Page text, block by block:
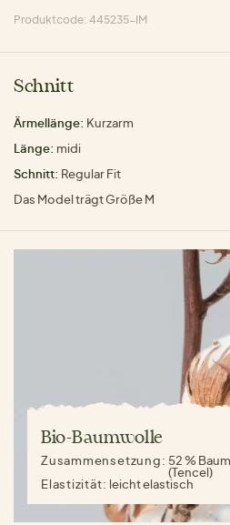
Produktcode: 445235-IM
Schnitt
Ärmellänge: Kurzarm
Länge: midi
Schnitt: Regular Fit
Das Model trägt Größe M
Bio-Baumwolle
Zusammensetzung: 52 %
(Tencel)
Elastizität: leicht elastisch